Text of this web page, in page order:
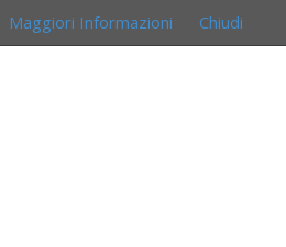
Maggiori Informazioni Chiudi